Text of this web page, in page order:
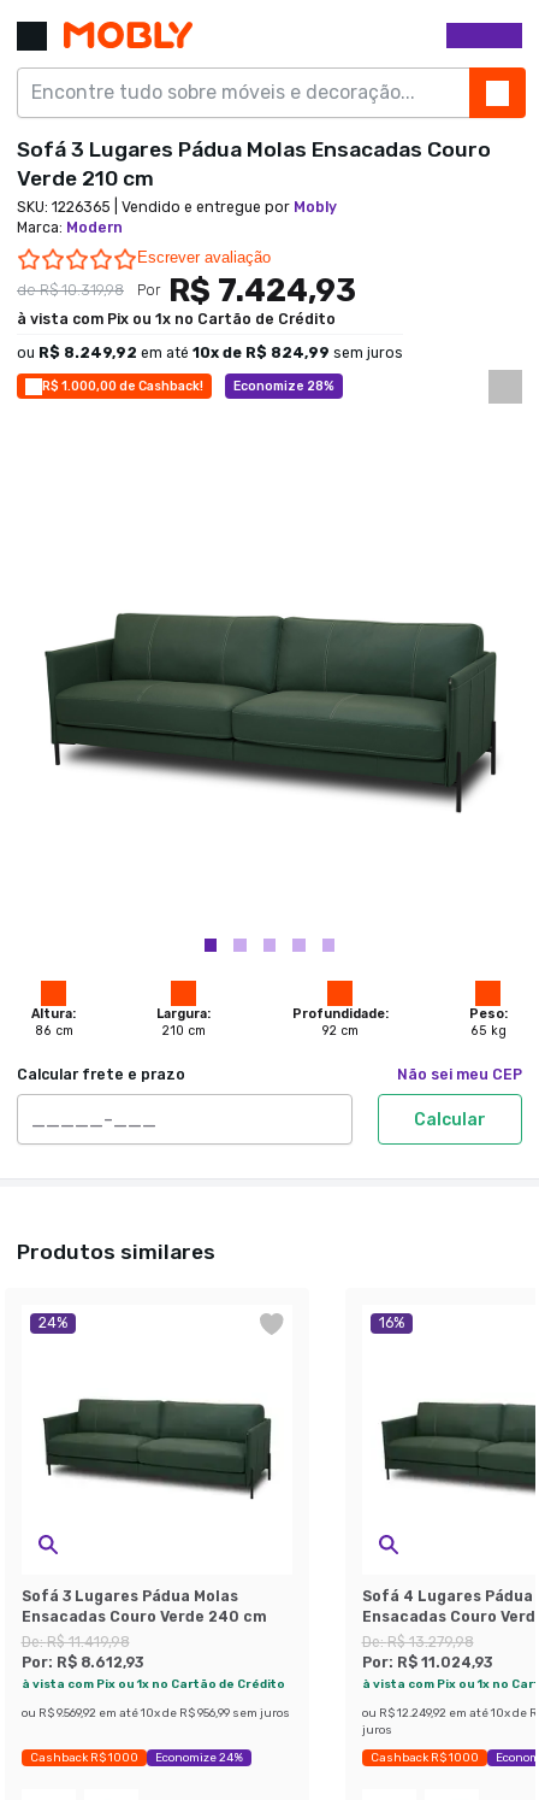
R$ 1.000,00 de Cashback! Economize 28%
Altura:
86 cm
Largura:
210 cm
Profundidade:
92 cm
Peso:
65 kg
Calcular frete e prazo Não sei meu CEP
Calcular
Sofá 3 Lugares Pádua Molas Ensacadas Couro
Verde 210 cm
SKU: 1226365 | Vendido e entregue por Mobly
Marca: Modern
0.0 star rating
Escrever avaliação
deR$ 10.319,98 Por R$ 7.424,93
à vista com Pix ou 1x no Cartão de Crédito
ou R$ 8.249,92 em até 10x de R$ 824,99 sem juros
Produtos similares
24%
Sofá 3 Lugares Pádua Molas
Ensacadas Couro Verde 240 cm
De:R$ 11.419,98
Por: R$ 8.612,93
à vista com Pix ou 1x no Cartão de Crédito
ou R$ 9.569,92 em até 10x de R$ 956,99 sem juros
Cashback R$ 1000 Economize 24%
16%
Sofá 4 Lugares Pádua
Ensacadas Couro
De:R$ 13.279,98
Por: R$ 11.024,93
à vista com Pix ou 1x no
ou R$ 12.249,92 em até 10x de
juros
Cashback R$ 1000